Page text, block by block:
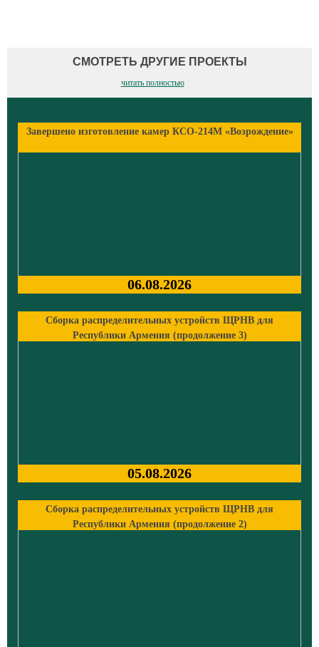
СМОТРЕТЬ ДРУГИЕ ПРОЕКТЫ
читать полностью
Завершено изготовление камер КСО-214М «Возрождение»
06.08.2026
Сборка распределительных устройств ЩРНВ для
Республики Армения (продолжение 3)
05.08.2026
Сборка распределительных устройств ЩРНВ для
Республики Армения (продолжение 2)